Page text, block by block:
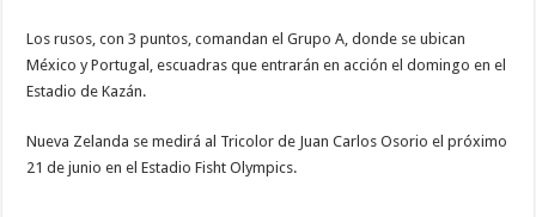
Los rusos, con 3 puntos, comandan el Grupo A, donde se ubican
México y Portugal, escuadras que entrarán en acción el domingo en el
Estadio de Kazán.
Nueva Zelanda se medirá al Tricolor de Juan Carlos Osorio el próximo
21 de junio en el Estadio Fisht Olympics.